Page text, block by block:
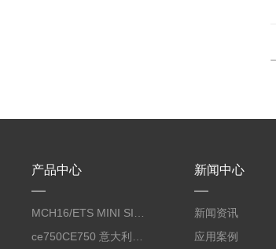
产品中心 新闻中心
新闻资讯
应用案例